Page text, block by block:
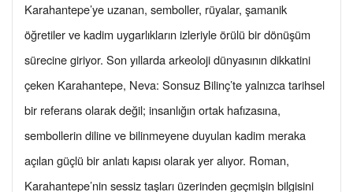
Karahantepe’ye uzanan, semboller, rüyalar, şamanik
öğretiler ve kadim uygarlıkların izleriyle örülü bir dönüşüm
sürecine giriyor. Son yıllarda arkeoloji dünyasının dikkatini
çeken Karahantepe, Neva: Sonsuz Bilinç’te yalnızca tarihsel
bir referans olarak değil; insanlığın ortak hafızasına,
sembollerin diline ve bilinmeyene duyulan kadim meraka
açılan güçlü bir anlatı kapısı olarak yer alıyor. Roman,
Karahantepe’nin sessiz taşları üzerinden geçmişin bilgisini